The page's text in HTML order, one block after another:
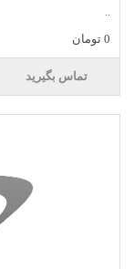
..
0 تومان
تماس بگیرید